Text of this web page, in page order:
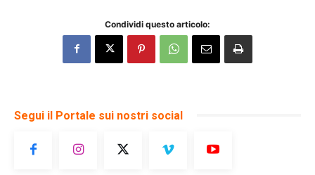
Condividi questo articolo:
Segui il Portale sui nostri social